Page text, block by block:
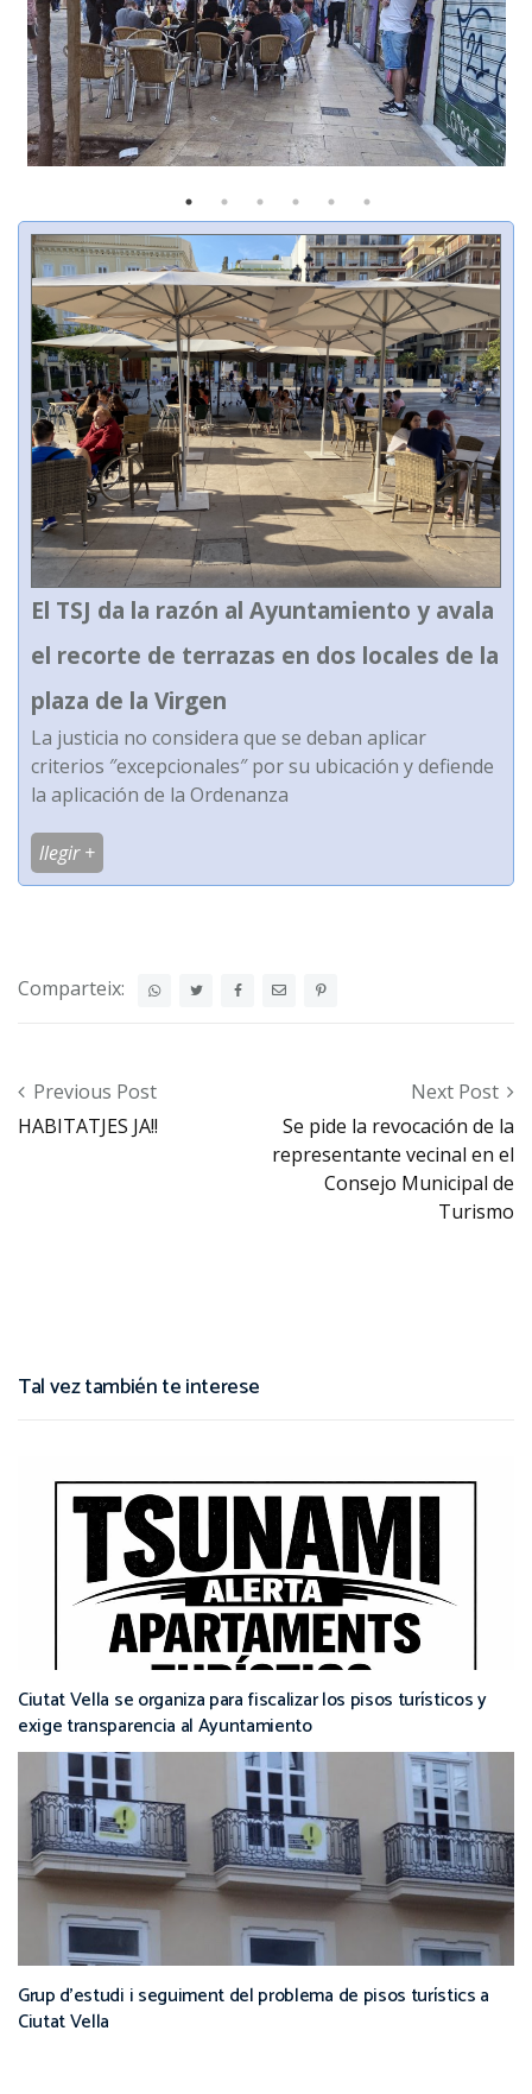
El TSJ da la razón al Ayuntamiento y avala
el recorte de terrazas en dos locales de la
plaza de la Virgen
La justicia no considera que se deban aplicar
criterios ″excepcionales″ por su ubicación y defiende
la aplicación de la Ordenanza
llegir +
Comparteix:
Post navigation
Previous Post
HABITATJES JA!!
Next Post
Se pide la revocación de la
representante vecinal en el
Consejo Municipal de
Turismo
Tal vez también te interese
Ciutat Vella se organiza para fiscalizar los pisos turísticos y
exige transparencia al Ayuntamiento
Grup d’estudi i seguiment del problema de pisos turístics a
Ciutat Vella